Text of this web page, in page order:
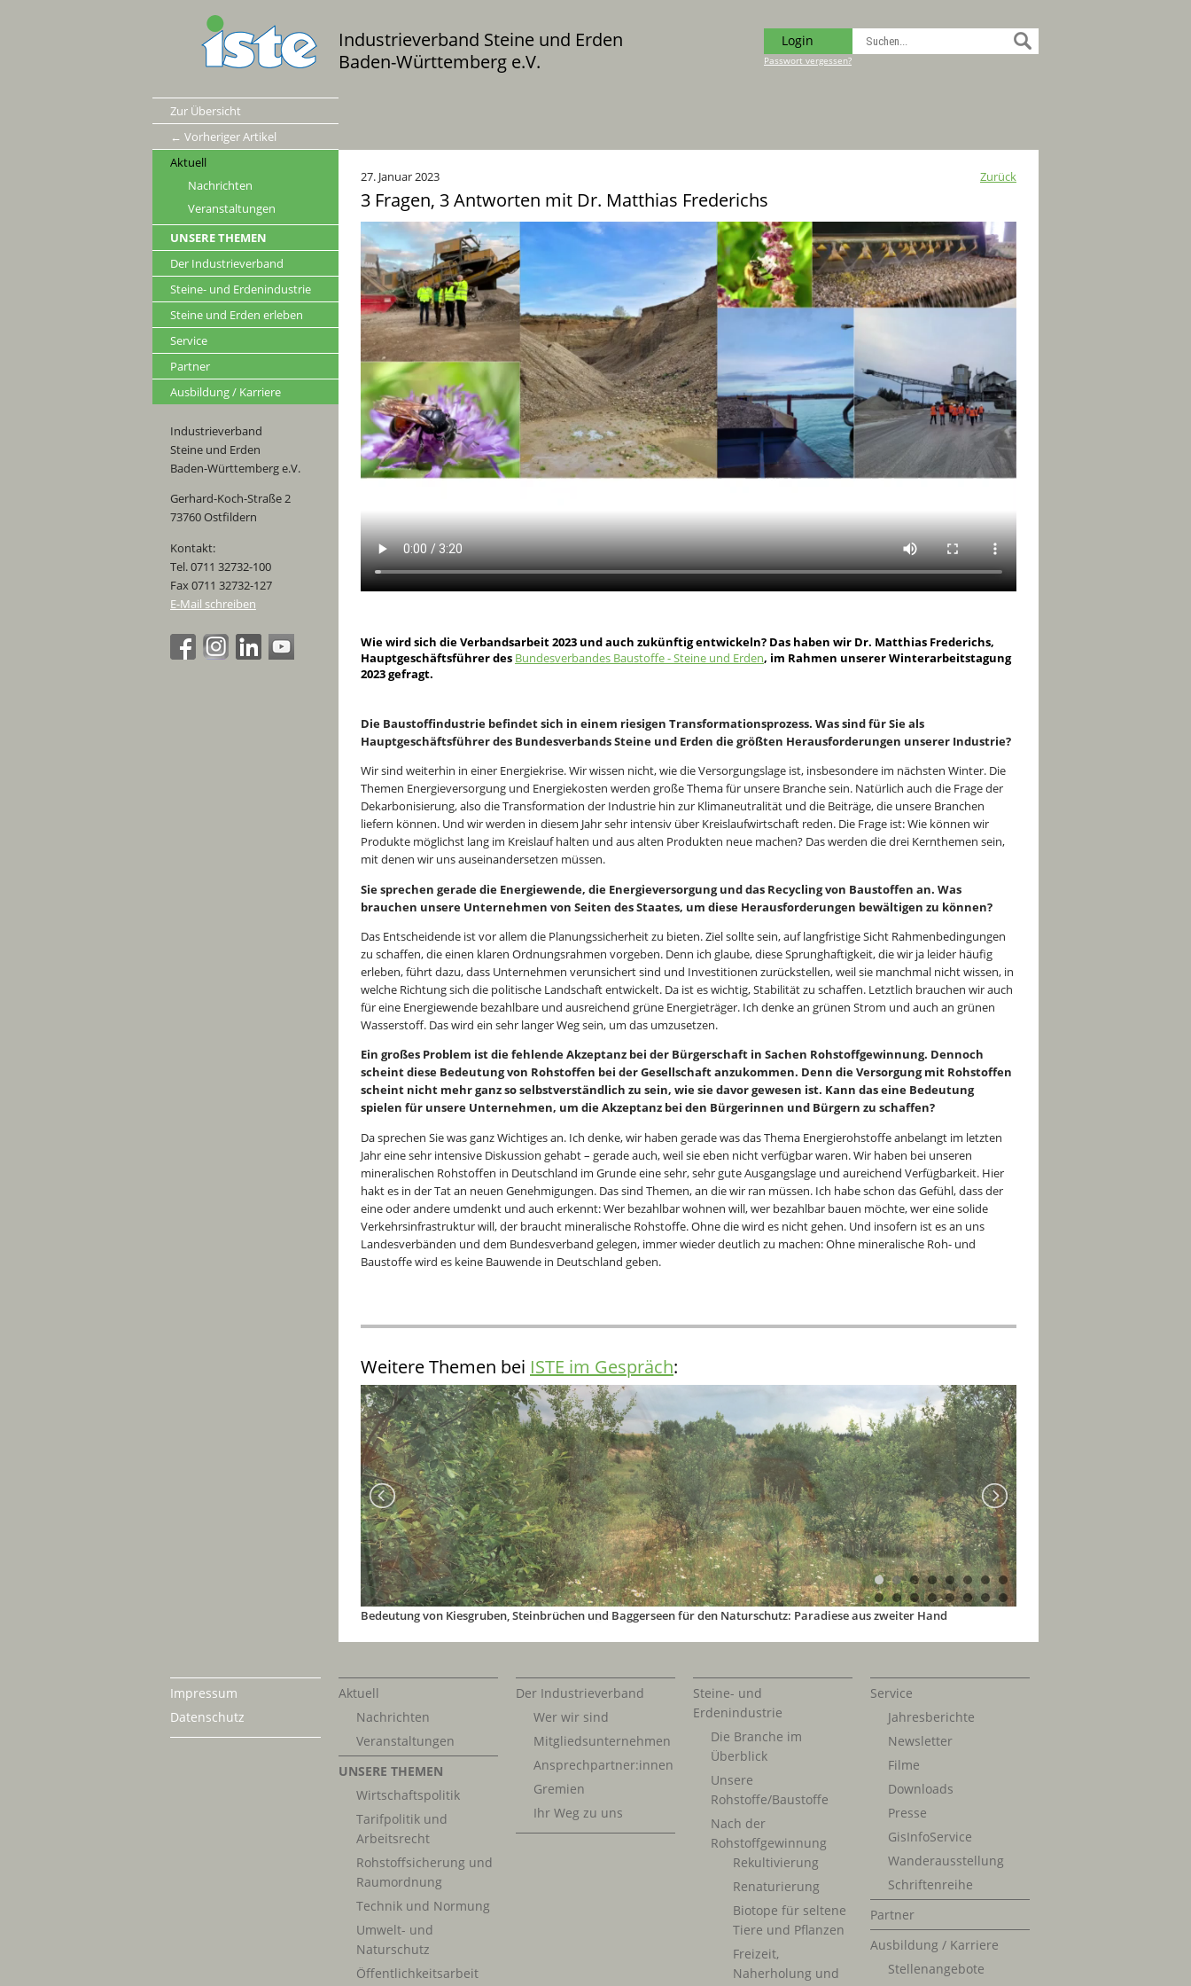
Industrieverband Steine und Erden
Baden-Württemberg e.V.
Login
Passwort vergessen?
Zur Übersicht
← Vorheriger Artikel
Aktuell
Nachrichten
Veranstaltungen
UNSERE THEMEN
Der Industrieverband
Steine- und Erdenindustrie
Steine und Erden erleben
Service
Partner
Ausbildung / Karriere
Industrieverband
Steine und Erden
Baden-Württemberg e.V.
Gerhard-Koch-Straße 2
73760 Ostfildern
Kontakt:
Tel. 0711 32732-100
Fax 0711 32732-127
E-Mail schreiben
Zurück
27. Januar 2023
3 Fragen, 3 Antworten mit Dr. Matthias Frederichs
Wie wird sich die Verbandsarbeit 2023 und auch zukünftig entwickeln? Das haben wir Dr. Matthias Frederichs,
Hauptgeschäftsführer des Bundesverbandes Baustoffe - Steine und Erden, im Rahmen unserer Winterarbeitstagung
2023 gefragt.
Die Baustoffindustrie befindet sich in einem riesigen Transformationsprozess. Was sind für Sie als
Hauptgeschäftsführer des Bundesverbands Steine und Erden die größten Herausforderungen unserer Industrie?
Wir sind weiterhin in einer Energiekrise. Wir wissen nicht, wie die Versorgungslage ist, insbesondere im nächsten Winter. Die
Themen Energieversorgung und Energiekosten werden große Thema für unsere Branche sein. Natürlich auch die Frage der
Dekarbonisierung, also die Transformation der Industrie hin zur Klimaneutralität und die Beiträge, die unsere Branchen
liefern können. Und wir werden in diesem Jahr sehr intensiv über Kreislaufwirtschaft reden. Die Frage ist: Wie können wir
Produkte möglichst lang im Kreislauf halten und aus alten Produkten neue machen? Das werden die drei Kernthemen sein,
mit denen wir uns auseinandersetzen müssen.
Sie sprechen gerade die Energiewende, die Energieversorgung und das Recycling von Baustoffen an. Was
brauchen unsere Unternehmen von Seiten des Staates, um diese Herausforderungen bewältigen zu können?
Das Entscheidende ist vor allem die Planungssicherheit zu bieten. Ziel sollte sein, auf langfristige Sicht Rahmenbedingungen
zu schaffen, die einen klaren Ordnungsrahmen vorgeben. Denn ich glaube, diese Sprunghaftigkeit, die wir ja leider häufig
erleben, führt dazu, dass Unternehmen verunsichert sind und Investitionen zurückstellen, weil sie manchmal nicht wissen, in
welche Richtung sich die politische Landschaft entwickelt. Da ist es wichtig, Stabilität zu schaffen. Letztlich brauchen wir auch
für eine Energiewende bezahlbare und ausreichend grüne Energieträger. Ich denke an grünen Strom und auch an grünen
Wasserstoff. Das wird ein sehr langer Weg sein, um das umzusetzen.
Ein großes Problem ist die fehlende Akzeptanz bei der Bürgerschaft in Sachen Rohstoffgewinnung. Dennoch
scheint diese Bedeutung von Rohstoffen bei der Gesellschaft anzukommen. Denn die Versorgung mit Rohstoffen
scheint nicht mehr ganz so selbstverständlich zu sein, wie sie davor gewesen ist. Kann das eine Bedeutung
spielen für unsere Unternehmen, um die Akzeptanz bei den Bürgerinnen und Bürgern zu schaffen?
Da sprechen Sie was ganz Wichtiges an. Ich denke, wir haben gerade was das Thema Energierohstoffe anbelangt im letzten
Jahr eine sehr intensive Diskussion gehabt – gerade auch, weil sie eben nicht verfügbar waren. Wir haben bei unseren
mineralischen Rohstoffen in Deutschland im Grunde eine sehr, sehr gute Ausgangslage und aureichend Verfügbarkeit. Hier
hakt es in der Tat an neuen Genehmigungen. Das sind Themen, an die wir ran müssen. Ich habe schon das Gefühl, dass der
eine oder andere umdenkt und auch erkennt: Wer bezahlbar wohnen will, wer bezahlbar bauen möchte, wer eine solide
Verkehrsinfrastruktur will, der braucht mineralische Rohstoffe. Ohne die wird es nicht gehen. Und insofern ist es an uns
Landesverbänden und dem Bundesverband gelegen, immer wieder deutlich zu machen: Ohne mineralische Roh- und
Baustoffe wird es keine Bauwende in Deutschland geben.
Weitere Themen bei ISTE im Gespräch:
Frauen in Männerberufen: „Der Bau ist längst keine Männerdomäne mehr!“
Impressum
Datenschutz
Aktuell
Nachrichten
Veranstaltungen
UNSERE THEMEN
Wirtschaftspolitik
Tarifpolitik und
Arbeitsrecht
Rohstoffsicherung und
Raumordnung
Technik und Normung
Umwelt- und
Naturschutz
Öffentlichkeitsarbeit
Der Industrieverband
Wer wir sind
Mitgliedsunternehmen
Ansprechpartner:innen
Gremien
Ihr Weg zu uns
Steine- und
Erdenindustrie
Die Branche im
Überblick
Unsere
Rohstoffe/Baustoffe
Nach der
Rohstoffgewinnung
Rekultivierung
Renaturierung
Biotope für seltene
Tiere und Pflanzen
Freizeit,
Naherholung und
Service
Jahresberichte
Newsletter
Filme
Downloads
Presse
GisInfoService
Wanderausstellung
Schriftenreihe
Partner
Ausbildung / Karriere
Stellenangebote